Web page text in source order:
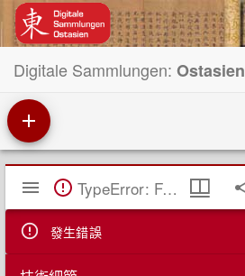
Digitale Sammlungen: Ostasien
Mirador
覽
TypeError: Failed to fetch
發生錯誤